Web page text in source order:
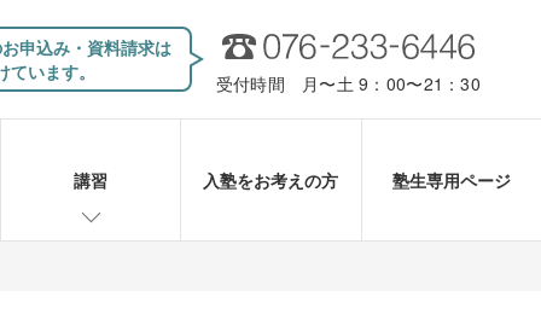
申込み・資料請求は
います。
受付時間 月〜土 9：00〜21：30
講習 入塾をお考えの方 塾生専用ページ